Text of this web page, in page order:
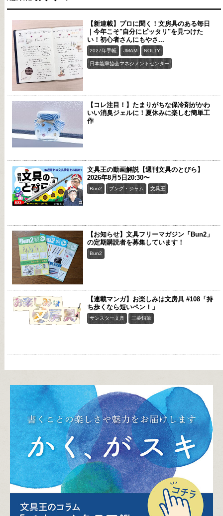
【新連載】プロに聞く！文房具のある毎日
｜今年こそ"自分にピッタリ"を見つけた
い！初心者さんにもやさ...
2027年手帳 JMAM NOLTY
日本能率協会マネジメントセンター
【コレ注目！】たまりがちな保冷剤がかわ
いい消臭ジェルに！夏休みに楽しむ簡単工
作
文具王の動画解説【週刊文具のとびら】
2026年8月5日20:30〜
Bun2 ブング・ジャム 文具王
【お知らせ】文具フリーマガジン「Bun2」
の定期購読者を募集しています！
Bun2
【連載マンガ】お楽しみは文房具 #108「持
ち歩くなら短いペン！」
サンスター文具 三菱鉛筆